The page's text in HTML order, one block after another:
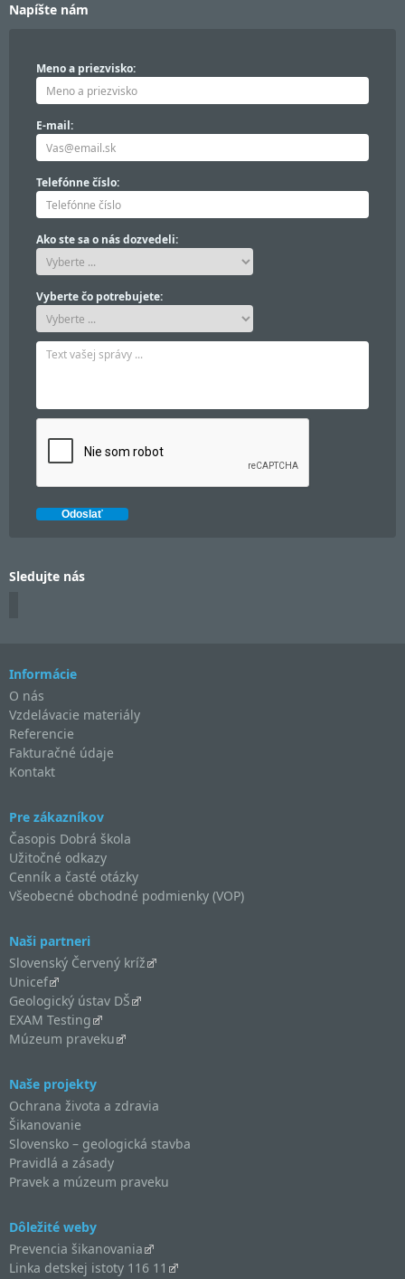
Napíšte nám
Meno a priezvisko:
E-mail:
Telefónne číslo:
Ako ste sa o nás dozvedeli:
Vyberte čo potrebujete:
Sledujte nás
Informácie
O nás
Vzdelávacie materiály
Referencie
Fakturačné údaje
Kontakt
Pre zákazníkov
Časopis Dobrá škola
Užitočné odkazy
Cenník a časté otázky
Všeobecné obchodné podmienky (VOP)
Naši partneri
Slovenský Červený kríž
Unicef
Geologický ústav DŠ
EXAM Testing
Múzeum praveku
Naše projekty
Ochrana života a zdravia
Šikanovanie
Slovensko – geologická stavba
Pravidlá a zásady
Pravek a múzeum praveku
Dôležité weby
Prevencia šikanovania
Linka detskej istoty 116 11